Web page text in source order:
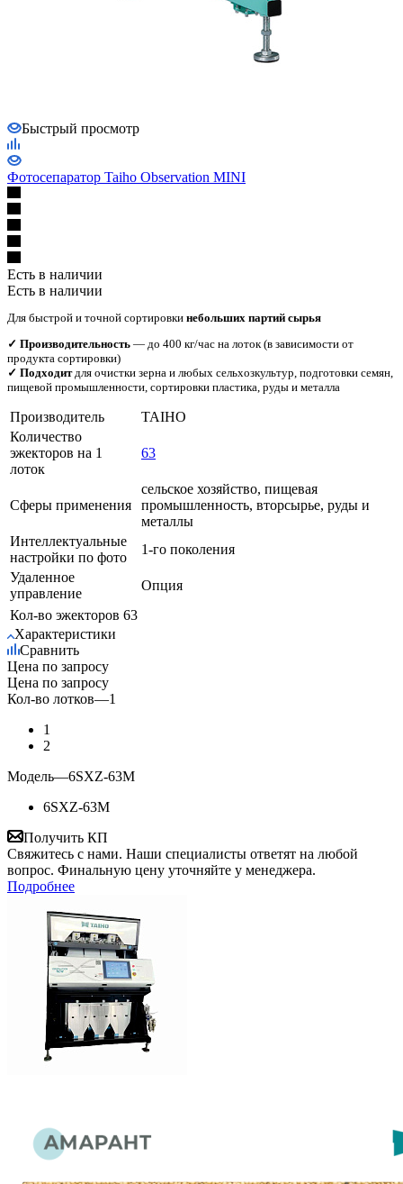
Быстрый просмотр
Фотосепаратор Taiho Observation MINI
Есть в наличии
Есть в наличии
Для быстрой и точной сортировки небольших партий сырья
✓ Производительность — до 400 кг/час на лоток (в зависимости от
продукта сортировки)
✓ Подходитдля очистки зерна и любых сельхозкультур, подготовки семян,
пищевой промышленности, сортировки пластика, руды и металла
Производитель
TAIHO
Количество
эжекторов на 1
лоток
63
Сферы применения
сельское хозяйство, пищевая
промышленность, вторсырье, руды и
металлы
Интеллектуальные
настройки по фото
1-го поколения
Удаленное
управление
Опция
Кол-во эжекторов 63
Характеристики
Сравнить
Цена по запросу
Цена по запросу
Кол-во лотков—1
1
2
Модель—6SXZ-63М
6SXZ-63М
Получить КП
Свяжитесь с нами. Наши специалисты ответят на любой
вопрос. Финальную цену уточняйте у менеджера.
Подробнее